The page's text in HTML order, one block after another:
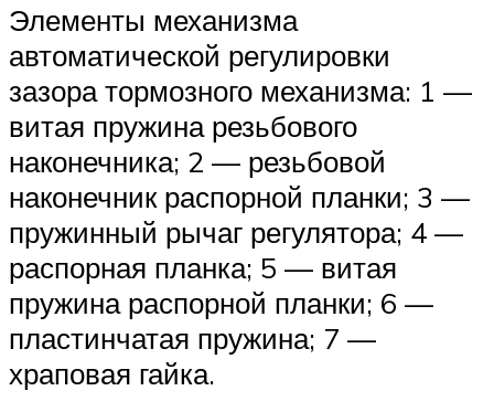
Элементы механизма
автоматической регулировки
зазора тормозного механизма: 1 —
витая пружина резьбового
наконечника; 2 — резьбовой
наконечник распорной планки; 3 —
пружинный рычаг регулятора; 4 —
распорная планка; 5 — витая
пружина распорной планки; 6 —
пластинчатая пружина; 7 —
храповая гайка.